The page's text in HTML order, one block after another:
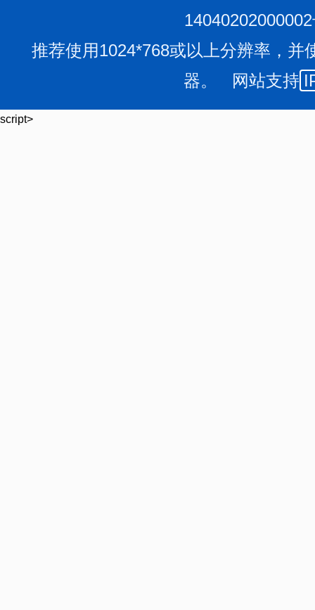
推荐使用1024*768或以上分辨率，并
器。 网站支持
script>